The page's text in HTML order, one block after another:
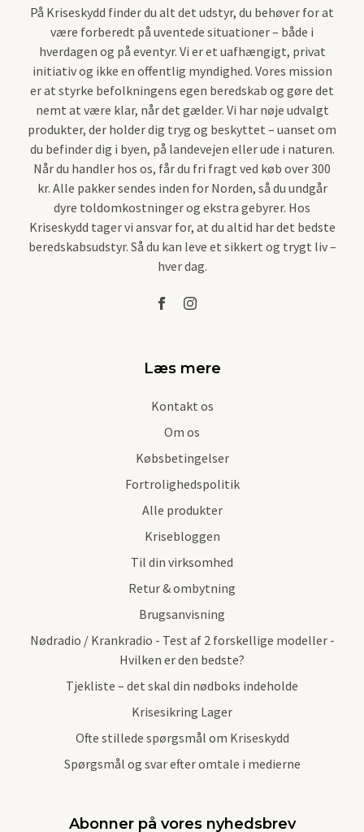
På Kriseskydd finder du alt det udstyr, du behøver for at
være forberedt på uventede situationer – både i
hverdagen og på eventyr. Vi er et uafhængigt, privat
initiativ og ikke en offentlig myndighed. Vores mission
er at styrke befolkningens egen beredskab og gøre det
nemt at være klar, når det gælder. Vi har nøje udvalgt
produkter, der holder dig tryg og beskyttet – uanset om
du befinder dig i byen, på landevejen eller ude i naturen.
Når du handler hos os, får du fri fragt ved køb over 300
kr. Alle pakker sendes inden for Norden, så du undgår
dyre toldomkostninger og ekstra gebyrer. Hos
Kriseskydd tager vi ansvar for, at du altid har det bedste
beredskabsudstyr. Så du kan leve et sikkert og trygt liv –
hver dag.
Læs mere
Kontakt os
Om os
Købsbetingelser
Fortrolighedspolitik
Alle produkter
Krisebloggen
Til din virksomhed
Retur & ombytning
Brugsanvisning
Nødradio / Krankradio - Test af 2 forskellige modeller -
Hvilken er den bedste?
Tjekliste – det skal din nødboks indeholde
Krisesikring Lager
Ofte stillede spørgsmål om Kriseskydd
Spørgsmål og svar efter omtale i medierne
Abonner på vores nyhedsbrev